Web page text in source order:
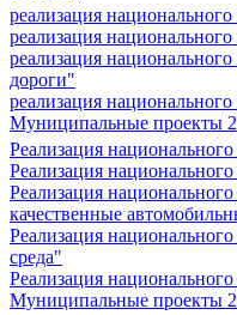
реализация
реализация
реализация
дороги"
реализация
Муниципальные проекты
Реализация
Реализация
Реализация
качественные
Реализация
среда"
Реализация
Муниципальные проекты